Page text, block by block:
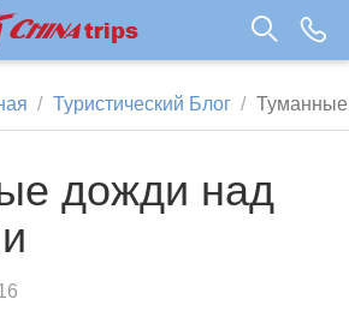
Туристический Блог
дожди над